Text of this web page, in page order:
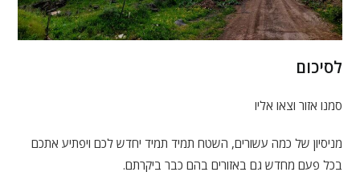
לסיכום
סמנו אזור וצאו אליו
מניסיון של כמה עשורים, השטח תמיד תמיד יחדש לכם ויפתיע אתכם
בכל פעם מחדש גם באזורים בהם כבר ביקרתם.